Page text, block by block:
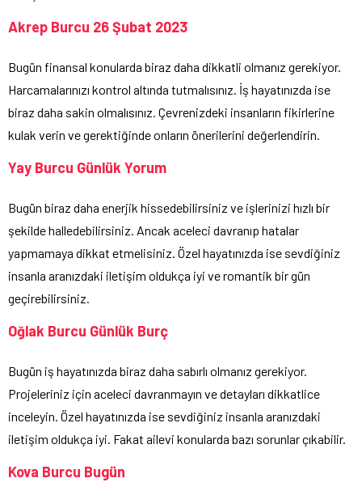
Akrep Burcu 26 Şubat 2023
Bugün finansal konularda biraz daha dikkatli olmanız gerekiyor.
Harcamalarınızı kontrol altında tutmalısınız. İş hayatınızda ise
biraz daha sakin olmalısınız. Çevrenizdeki insanların fikirlerine
kulak verin ve gerektiğinde onların önerilerini değerlendirin.
Yay Burcu Günlük Yorum
Bugün biraz daha enerjik hissedebilirsiniz ve işlerinizi hızlı bir
şekilde halledebilirsiniz. Ancak aceleci davranıp hatalar
yapmamaya dikkat etmelisiniz. Özel hayatınızda ise sevdiğiniz
insanla aranızdaki iletişim oldukça iyi ve romantik bir gün
geçirebilirsiniz.
Oğlak Burcu Günlük Burç
Bugün iş hayatınızda biraz daha sabırlı olmanız gerekiyor.
Projeleriniz için aceleci davranmayın ve detayları dikkatlice
inceleyin. Özel hayatınızda ise sevdiğiniz insanla aranızdaki
iletişim oldukça iyi. Fakat ailevi konularda bazı sorunlar çıkabilir.
Kova Burcu Bugün